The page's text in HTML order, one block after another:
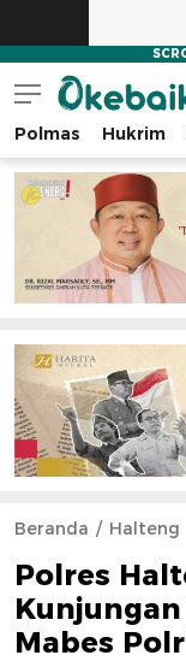
Okebaik.id
Baiknya
Polmas Hukrim
Beranda Halteng
Polres
Mabes